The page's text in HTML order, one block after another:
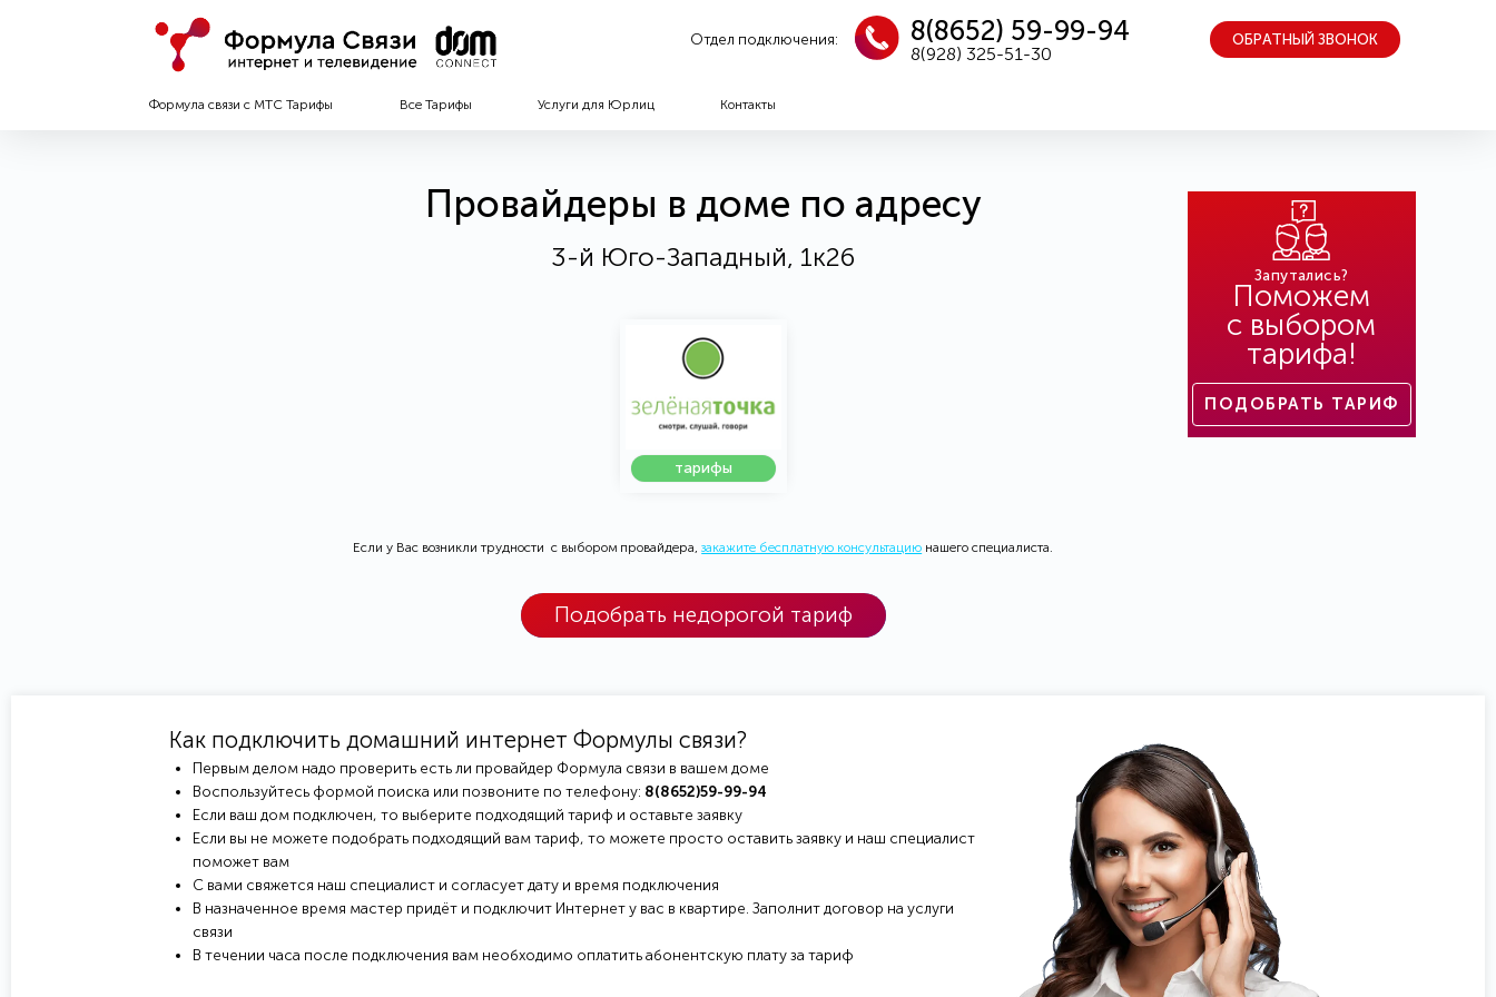
Отдел подключения: 8(8652) 59-99-94
8(928) 325-51-30
ОБРАТНЫЙ ЗВОНОК
Формула связи с МТС Тарифы Все Тарифы Услуги для Юрлиц Контакты
Провайдеры в доме по адресу
3-й Юго-Западный, 1к26
тарифы
Если у Вас возникли трудности с выбором провайдера,закажите бесплатную консультацию нашего специалиста.
Подобрать недорогой тариф
Запутались?
Поможем
с выбором
тарифа!
ПОДОБРАТЬ ТАРИФ
Как подключить домашний интернет Формулы связи?
Первым делом надо проверить есть ли провайдер Формула связи в вашем доме
Воспользуйтесь формой поиска или позвоните по телефону: 8(8652)59-99-94
Если ваш дом подключен, то выберите подходящий тариф и оставьте заявку
Если вы не можете подобрать подходящий вам тариф, то можете просто оставить заявку и наш специалист
поможет вам
С вами свяжется наш специалист и согласует дату и время подключения
В назначенное время мастер придёт и подключит Интернет у вас в квартире. Заполнит договор на услуги
связи
В течении часа после подключения вам необходимо оплатить абонентскую плату за тариф